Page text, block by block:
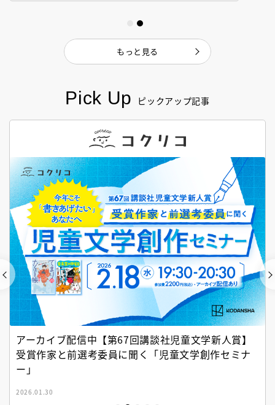
Pick Up ピックアップ記事
アーカイブ配信中【第67回講談社児童文学新人賞】
受賞作家と前選考委員に聞く「児童文学創作セミナ
ー」
2026.01.30
もっと見る